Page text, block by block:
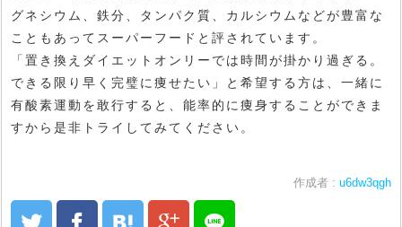
グネシウム、鉄分、タンパク質、カルシウムなどが豊富な
こともあってスーパーフードと評されています。
「置き換えダイエットオンリーでは時間が掛かり過ぎる。
できる限り早く完璧に痩せたい」と希望する方は、一緒に
有酸素運動を敢行すると、能率的に痩身することができま
すから是非トライしてみてください。
作成者 : u6dw3qgh